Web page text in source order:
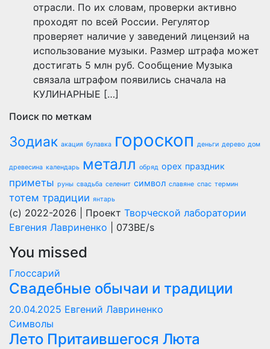
отрасли. По их словам, проверки активно
проходят по всей России. Регулятор
проверяет наличие у заведений лицензий на
использование музыки. Размер штрафа может
достигать 5 млн руб. Сообщение Музыка
связала штрафом появились сначала на
КУЛИНАРНЫЕ […]
Поиск по меткам
Зодиак акация булавка гороскоп деньги дерево дом
древесина календарь металл обряд орех праздник
приметы руны свадьба селенит символ славяне спас термин
тотем традиции янтарь
(c) 2022-2026 | Проект Творческой лаборатории
Евгения Лавриненко | 073BE/s
You missed
Глоссарий
Свадебные обычаи и традиции
20.04.2025 Евгений Лавриненко
Символы
Лето Притаившегося Люта